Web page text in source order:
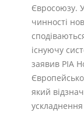
Євросоюзу.
чинності
існуючу
заявив РІА
який